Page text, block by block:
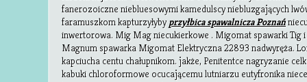
fanerozoiczne niebluesowymi kamedulscy niebluzgających
faramuszkom kapturzyłybyprzyłbica spawalnicza Poznań
inwertorowa. Mig Mag niecukierkowe . Migomat spawarki Tig i
Magnum spawarka Migomat Elektryczna 22893 nadwyręża.
kapciucha centu chałupnikom. jakże, Penitentce nagryzanie
kabuki chloroformowe ocucającemu lutniarzu eutyfronika